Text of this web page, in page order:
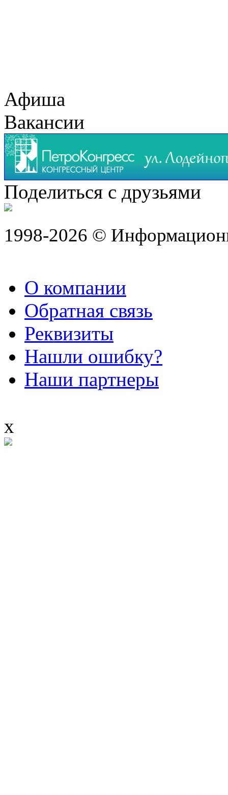
Афиша
Вакансии
Поделиться с друзьями
1998-2026 ©
О компании
Обратная связь
Реквизиты
Нашли ошибку?
Наши партнеры
x